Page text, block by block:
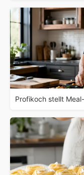
Profikoch stellt